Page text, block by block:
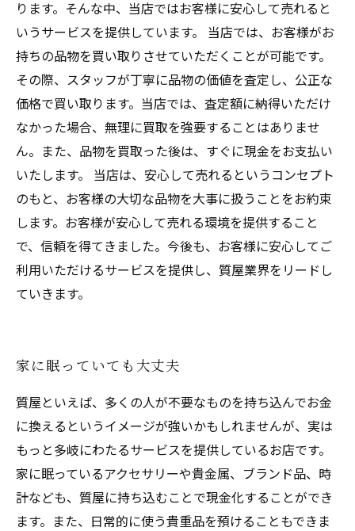
ります。そんな中、当店ではお客様に安心して売れると
いうサービスを提供しています。 当店では、お客様がお
持ちの品物を買い取りさせていただくことが可能です。
その際、スタッフが丁寧に品物の価値を査定し、公正な
価格で買い取ります。当店では、査定額に納得いただけ
なかった場合、無理に買取を強要することはありませ
ん。また、品物を買取った後は、すぐに現金をお支払い
いたします。 当店は、安心して売れるというコンセプト
のもと、お客様の大切な品物を大事に扱うことをお約束
します。お客様が安心して売れる環境を提供すること
で、信頼を得てきました。今後も、お客様に安心してご
利用いただけるサービスを提供し、質屋業界をリードし
ていきます。
家に眠っていても大丈夫
質屋といえば、多くの人が不要なものを持ち込んでお金
に換えるというイメージが強いかもしれませんが、実は
もっと多岐にわたるサービスを提供しているお店です。
家に眠っているアクセサリーや貴金属、ブランド品、時
計なども、質屋に持ち込むことで現金化することができ
ます。また、日常的に使う貴重品を預けることもできま